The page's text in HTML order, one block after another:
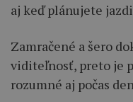
aj keď plánujete
Zamračené a šero
viditeľnosť, preto je
rozumné aj počas